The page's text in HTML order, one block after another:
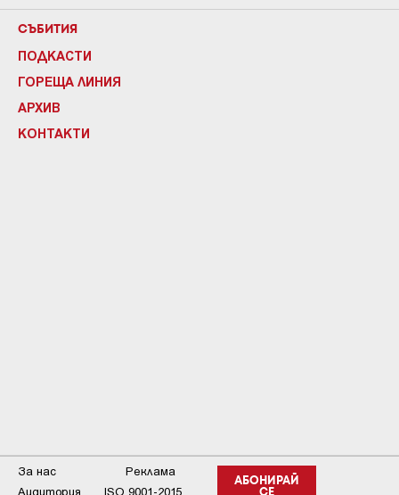
СЪБИТИЯ
ПОДКАСТИ
ГОРЕЩА ЛИНИЯ
АРХИВ
КОНТАКТИ
АБОНИРАЙ
СЕ
За нас
Реклама
Аудитория
ISO 9001-2015